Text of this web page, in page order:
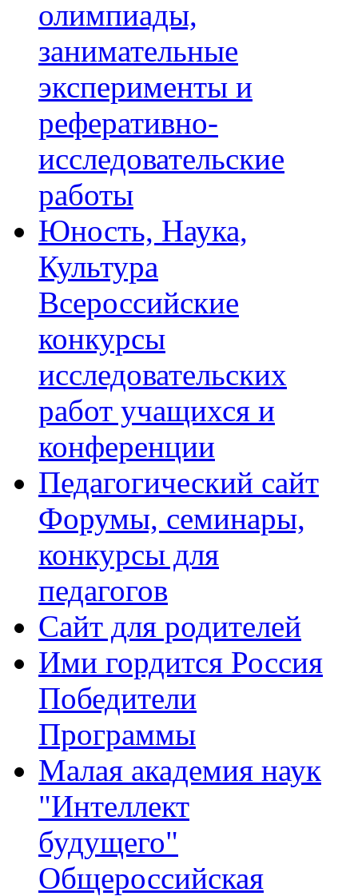
олимпиады,
занимательные
эксперименты и
реферативно-
исследовательские
работы
Юность, Наука,
Культура
Всероссийские
конкурсы
исследовательских
работ учащихся и
конференции
Педагогический сайт
Форумы, семинары,
конкурсы для
педагогов
Сайт для родителей
Ими гордится Россия
Победители
Программы
Малая академия наук
"Интеллект
будущего"
Общероссийская